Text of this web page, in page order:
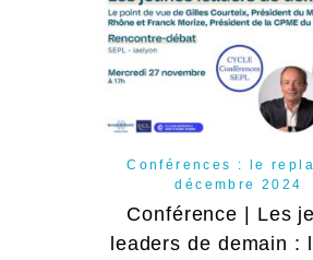
Conférences : le
décembre 2024
Conférence | Les
leaders de demain :